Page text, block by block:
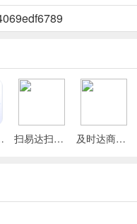
法内容去感受；
，玩法经过精心策划在实际
道快来加入，每天上线就给
开发了精力副本、防守副本
还原手游巨作。
2024版 扫易达扫描仪最新安卓版 及时达商家(同城配送App)